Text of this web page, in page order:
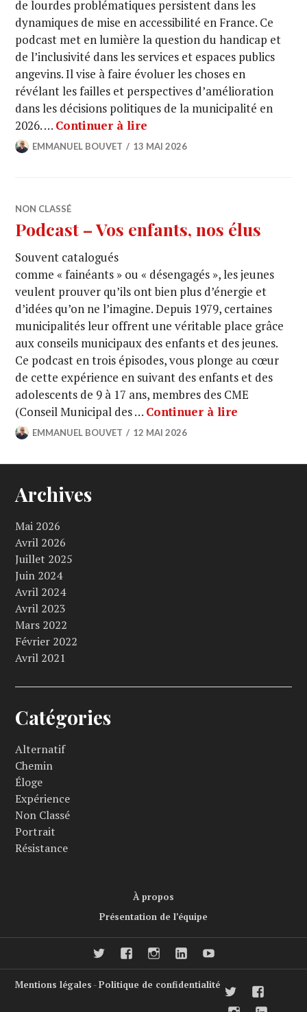
de lourdes problématiques persistent dans les
dynamiques de mise en accessibilité en France. Ce
podcast met en lumière la question du handicap et
de l’inclusivité dans les services et espaces publics
angevins. Il vise à faire évoluer les choses en
révélant les failles et perspectives d’amélioration
dans les décisions politiques de la municipalité en
2026. … Continuer à lire
EMMANUEL BOUVET 13 MAI 2026
NON CLASSÉ
Podcast – Vos enfants, nos élus
Souvent catalogués
comme « fainéants » ou « désengagés », les jeunes
veulent prouver qu’ils ont bien plus d’énergie et
d’idées qu’on ne l’imagine. Depuis 1979, certaines
municipalités leur offrent une véritable place grâce
aux conseils municipaux des enfants et des jeunes.
Ce podcast en trois épisodes, vous plonge au cœur
de cette expérience en suivant des enfants et des
adolescents de 9 à 17 ans, membres des CME
(Conseil Municipal des … Continuer à lire
EMMANUEL BOUVET 12 MAI 2026
Archives
Mai 2026
Avril 2026
Juillet 2025
Juin 2024
Avril 2024
Avril 2023
Mars 2022
Février 2022
Avril 2021
Catégories
Alternatif
Chemin
Éloge
Expérience
Non Classé
Portrait
Résistance
À propos
Présentation de l’équipe
twitter facebookInstagramLinkedIn
Mentions légales -Politique de confidentialité twitter
Instagram